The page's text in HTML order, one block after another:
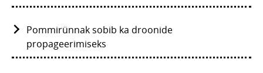
Pommirünnak sobib ka droonide
propageerimiseks